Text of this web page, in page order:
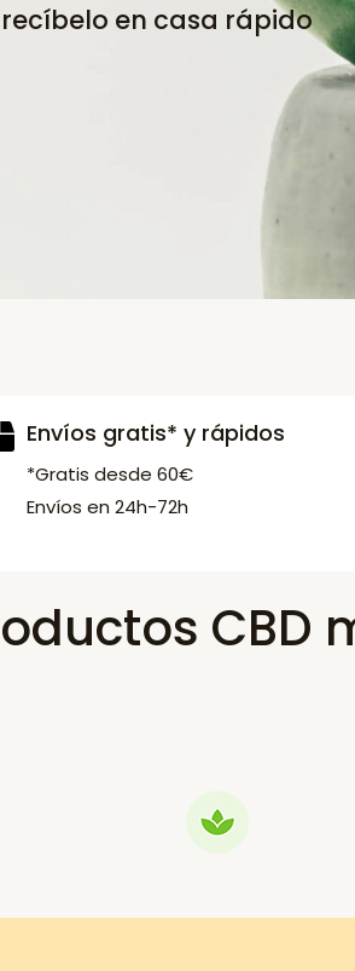
en casa rápido
Envíos gratis* y rápidos
*Gratis desde 60€
Envíos en 24h-72h
CBD